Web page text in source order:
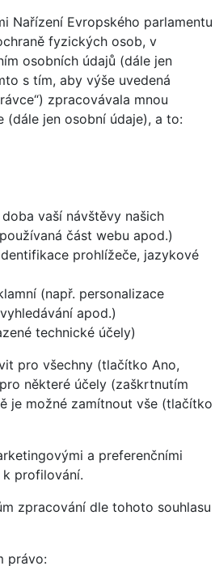
Nařízení Evropského parlamentu
fyzických osob, v
osobních údajů (dále jen
s tím, aby výše uvedená
zpracovávala mnou
(dále jen osobní údaje), a to:
doba vaší návštěvy našich
část webu apod.)
prohlížeče, jazykové
(např. personalizace
apod.)
technické účely)
pro všechny (tlačítko Ano,
některé účely (zaškrtnutím
je možné zamítnout vše (tlačítko
a preferenčními
profilování.
zpracování dle tohoto souhlasu
právo: